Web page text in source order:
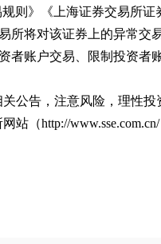
则》《上海证券交易所
所将对该证券上的异常交
者账户交易、限制投资者
公告，注意风险，理性投
站（http://